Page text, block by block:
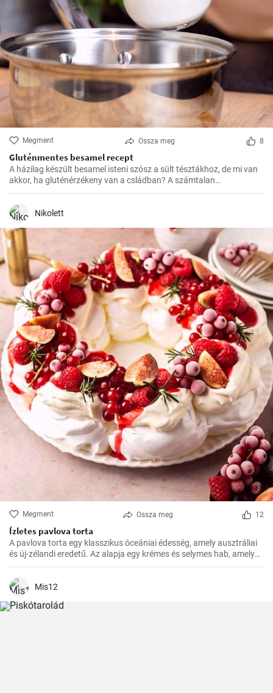
Megment Ossza meg 8
Gluténmentes besamel recept
A házilag készült besamel isteni szósz a sült tésztákhoz, de mi van
akkor, ha gluténérzékeny van a csládban? A számtalan
gluténmentes változat közül nekem eddig ez vált be a legjobban,
képest.Nikolett
Megment Ossza meg 12
Ízletes pavlova torta
A pavlova torta egy klasszikus óceániai édesség, amely ausztráliai
és új-zélandi eredetű. Az alapja egy krémes és selymes hab, amelyet
a tetején friss gyümölcsökkel, például egyszerűen málnával vagy
eperrel, díszítenek
Mis12